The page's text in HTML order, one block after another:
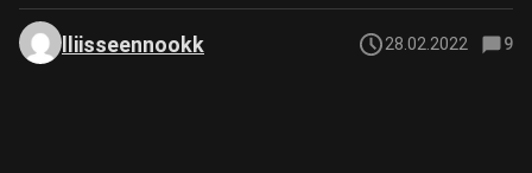
Новости Zenless Zone Zero
Honkai: Star Rail
Билды Genshin Impact
Интересное
lliisseennookk 28.02.2022 9